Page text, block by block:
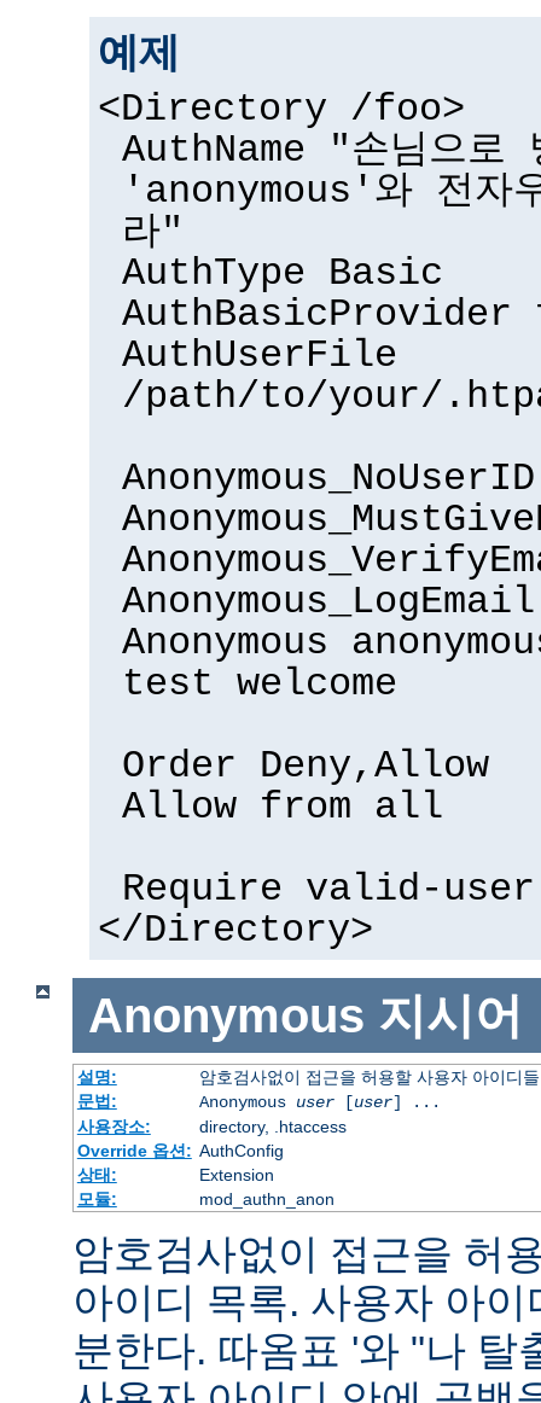
예제
<Directory /foo>
AuthName "손님으로
'anonymous'와 전자
라"
AuthType Basic
AuthUserFile
/path/to/your/
Anonymous
test welcome
Order Deny,Allow
Allow from all
Require valid-user
</Directory>
Anonymous 지시어
설명:
암호검사없이 접근을 허용할 사용자 아이디
문법:
Anonymous user[user] ...
사용장소:
directory, .htaccess
Override 옵션: AuthConfig
상태:
Extension
모듈:
mod_authn_anon
암호검사없이 접근을 허
아이디 목록. 사용자 아
분한다. 따옴표 '와 "나 탈